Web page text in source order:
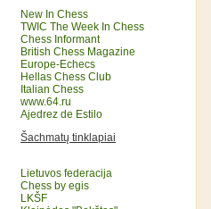
New In Chess
TWIC The Week In Chess
Chess Informant
British Chess Magazine
Europe-Echecs
Hellas Chess Club
Italian Chess
www.64.ru
Ajedrez de Estilo
Šachmatų tinklapiai
Lietuvos federacija
Chess by egis
LKŠF